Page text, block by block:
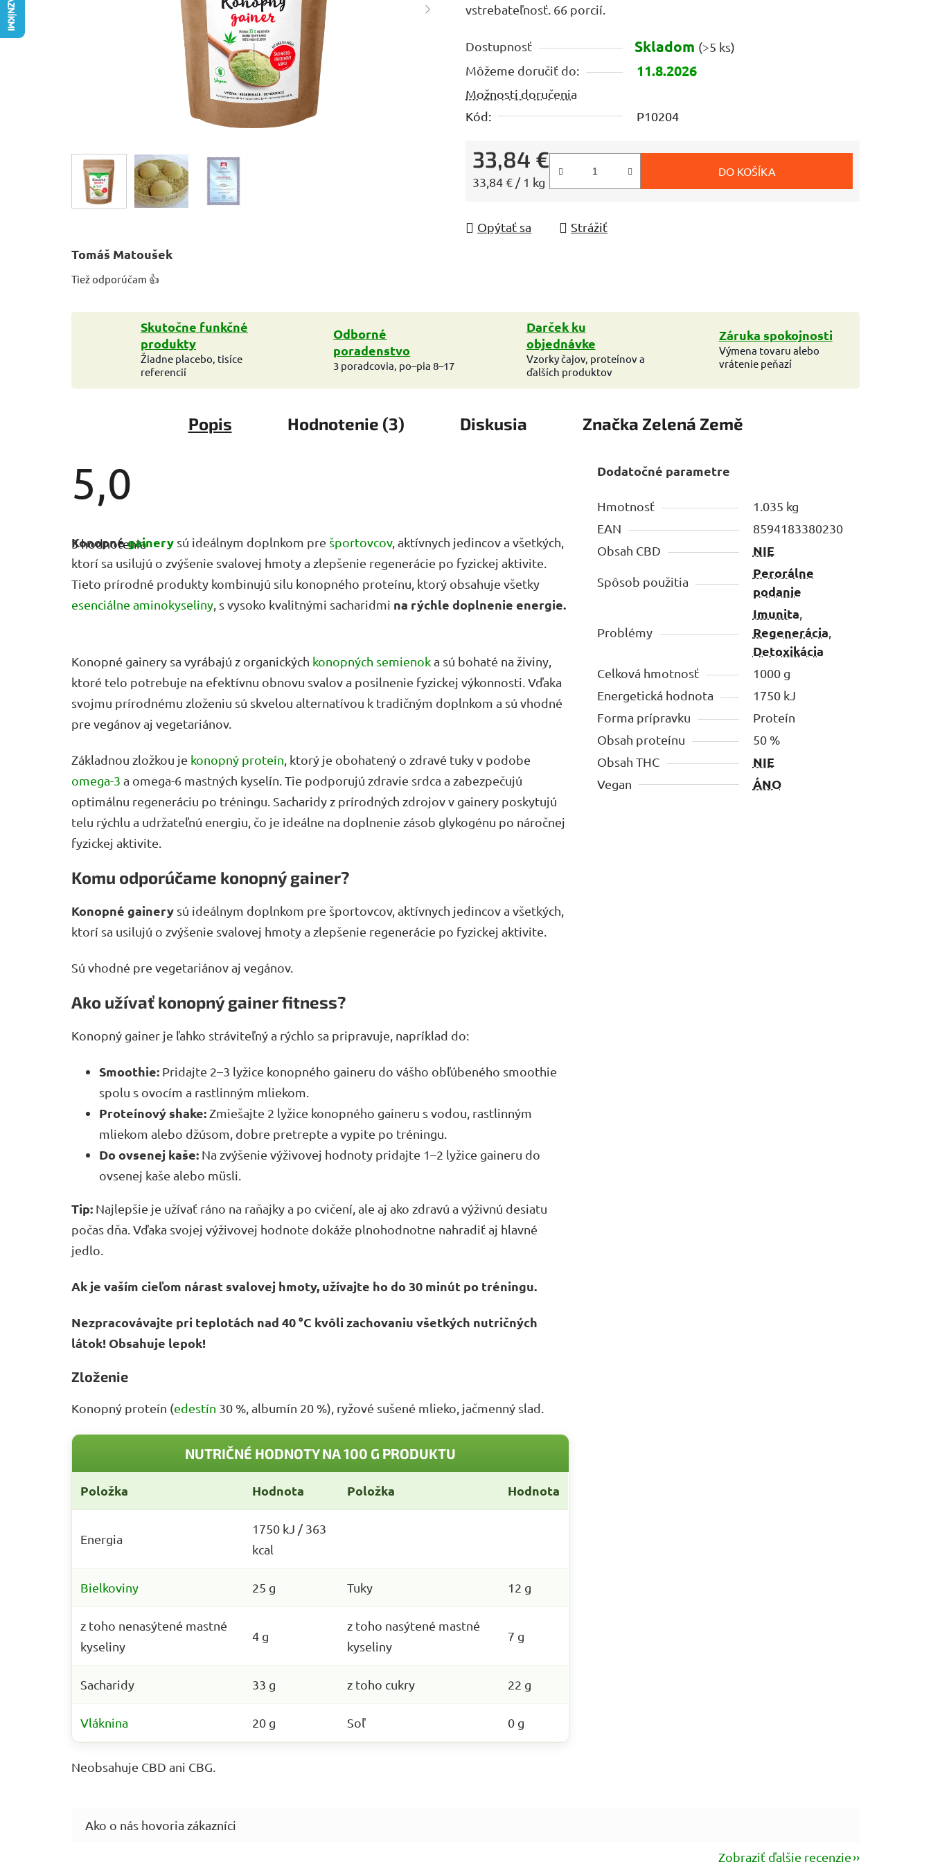
z
hviezdičiek.
vstrebateľnosť. 66 porcií.
Dostupnosť Skladom (>5 ks)
Môžeme doručiť do:
11.8.2026
Možnosti doručenia
Kód:
P10204
33,84 €
Jednotková cena:
33,84 € / 1 kg
DO KOŠÍKA
Opýtať sa Strážiť
Tomáš Matoušek
Tiež odporúčam 👍
Skutočne funkčné
produkty
Žiadne placebo, tisíce
referencií
Odborné
poradenstvo
3 poradcovia, po–pia 8–17
Darček ku
objednávke
Vzorky čajov, proteínov a
ďalších produktov
Záruka spokojnosti
Výmena tovaru alebo
vrátenie peňazí
Popis Hodnotenie (3) Diskusia Značka Zelená Země
5,0
produktu
je
5,0
z
hviezdičiek.
3 hodnotenia
Konopnégainery sú ideálnym doplnkom pre športovcov, aktívnych jedincov a všetkých,
ktorí sa usilujú o zvýšenie svalovej hmoty a zlepšenie regenerácie po fyzickej aktivite.
Tieto prírodné produkty kombinujú silu konopného proteínu, ktorý obsahuje všetky
esenciálne aminokyseliny, s vysoko kvalitnými sacharidmi na rýchle doplnenie energie.
Konopné gainery sa vyrábajú z organických konopných semienoka sú bohaté na živiny,
ktoré telo potrebuje na efektívnu obnovu svalov a posilnenie fyzickej výkonnosti. Vďaka
svojmu prírodnému zloženiu sú skvelou alternatívou k tradičným doplnkom a sú vhodné
pre vegánov aj vegetariánov.
Základnou zložkou je konopný proteín, ktorý je obohatený o zdravé tuky v podobe
omega-3 a omega-6 mastných kyselín. Tie podporujú zdravie srdca a zabezpečujú
optimálnu regeneráciu po tréningu. Sacharidy z prírodných zdrojov v gainery poskytujú
telu rýchlu a udržateľnú energiu, čo je ideálne na doplnenie zásob glykogénu po náročnej
fyzickej aktivite.
Komu odporúčame konopný gainer?
Konopné gainery sú ideálnym doplnkom pre športovcov, aktívnych jedincov a všetkých,
ktorí sa usilujú o zvýšenie svalovej hmoty a zlepšenie regenerácie po fyzickej aktivite.
Sú vhodné pre vegetariánov aj vegánov.
Ako užívať konopný gainer fitness?
Konopný gainer je ľahko stráviteľný a rýchlo sa pripravuje, napríklad do:
Smoothie: Pridajte 2–3 lyžice konopného gaineru do vášho obľúbeného smoothie
spolu s ovocím a rastlinným mliekom.
Proteínový shake:Zmiešajte 2 lyžice konopného gaineru s vodou, rastlinným
mliekom alebo džúsom, dobre pretrepte a vypite po tréningu.
Do ovsenej kaše: Na zvýšenie výživovej hodnoty pridajte 1–2 lyžice gaineru do
ovsenej kaše alebo müsli.
Tip: Najlepšie je užívať ráno na raňajky a po cvičení, ale aj ako zdravú a výživnú desiatu
počas dňa. Vďaka svojej výživovej hodnote dokáže plnohodnotne nahradiť aj hlavné
jedlo.
Ak je vaším cieľom nárast svalovej hmoty, užívajte ho do 30 minút po tréningu.
Nezpracovávajte pri teplotách nad 40 °C kvôli zachovaniu všetkých nutričných
látok! Obsahuje lepok!
Zloženie
Konopný proteín (edestín 30 %, albumín 20 %), ryžové sušené mlieko, jačmenný slad.
NUTRIČNÉ HODNOTY NA 100 G PRODUKTU
Položka Hodnota Položka Hodnota
Energia
1750 kJ / 363
kcal
Bielkoviny 25 g Tuky 12 g
z toho nenasýtené mastné
kyseliny
4 g
z toho nasýtené mastné
kyseliny
7 g
Sacharidy 33 g z toho cukry 22 g
Vláknina 20 g Soľ 0 g
Neobsahuje CBD ani CBG.
Dodatočné parametre
Hmotnosť
1.035 kg
EAN
8594183380230
Obsah CBD
NIE
Spôsob použitia
Perorálne
podanie
Problémy
Imunita,
Regenerácia,
Detoxikácia
Celková hmotnosť
1000 g
Energetická hodnota
1750 kJ
Forma prípravku
Proteín
Obsah proteínu
50 %
Obsah THC
NIE
Vegan ÁNO
Zobraziť ďalšie recenzie